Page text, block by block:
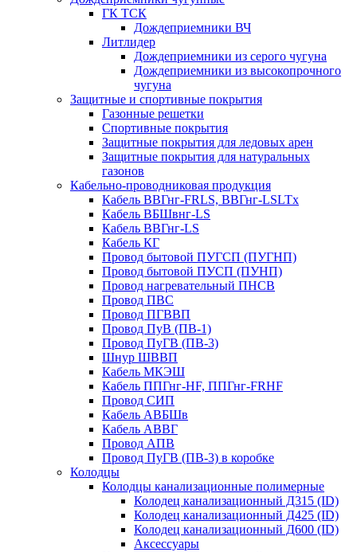
ГК ТСК
Дождеприемники ВЧ
Литлидер
Дождеприемники из серого чугуна
Дождеприемники из высокопрочного
чугуна
Защитные и спортивные покрытия
Газонные решетки
Спортивные покрытия
Защитные покрытия для ледовых арен
Защитные покрытия для натуральных
газонов
Кабельно-проводниковая продукция
Кабель ВВГнг-FRLS, ВВГнг-LSLTx
Кабель ВБШвнг-LS
Кабель ВВГнг-LS
Кабель КГ
Провод бытовой ПУГСП (ПУГНП)
Провод бытовой ПУСП (ПУНП)
Провод нагревательный ПНСВ
Провод ПВС
Провод ПГВВП
Провод ПуВ (ПВ-1)
Провод ПуГВ (ПВ-3)
Шнур ШВВП
Кабель МКЭШ
Кабель ППГнг-HF, ППГнг-FRHF
Провод СИП
Кабель АВБШв
Кабель АВВГ
Провод АПВ
Провод ПуГВ (ПВ-3) в коробке
Колодцы
Колодцы канализационные полимерные
Колодец канализационный Д315 (ID)
Колодец канализационный Д425 (ID)
Колодец канализационный Д600 (ID)
Аксессуары